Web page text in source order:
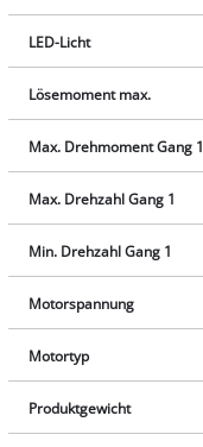
LED-Licht
Lösemoment max.
Max. Drehmoment Gang 1
Max. Drehzahl Gang 1
Min. Drehzahl Gang 1
Motorspannung
Motortyp
Produktgewicht